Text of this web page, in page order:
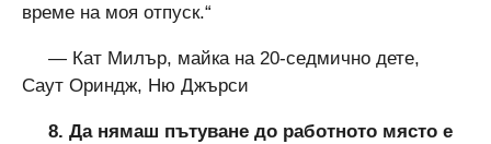
време на моя отпуск.“
— Кат Милър, майка на 20-седмично дете,
Саут Ориндж, Ню Джърси
8. Да нямаш пътуване до работното място е